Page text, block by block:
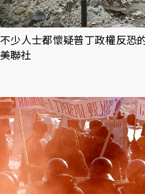
不少人士都懷疑普丁政權反恐
美聯社